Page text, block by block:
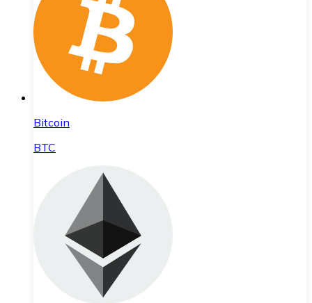
Bitcoin
BTC